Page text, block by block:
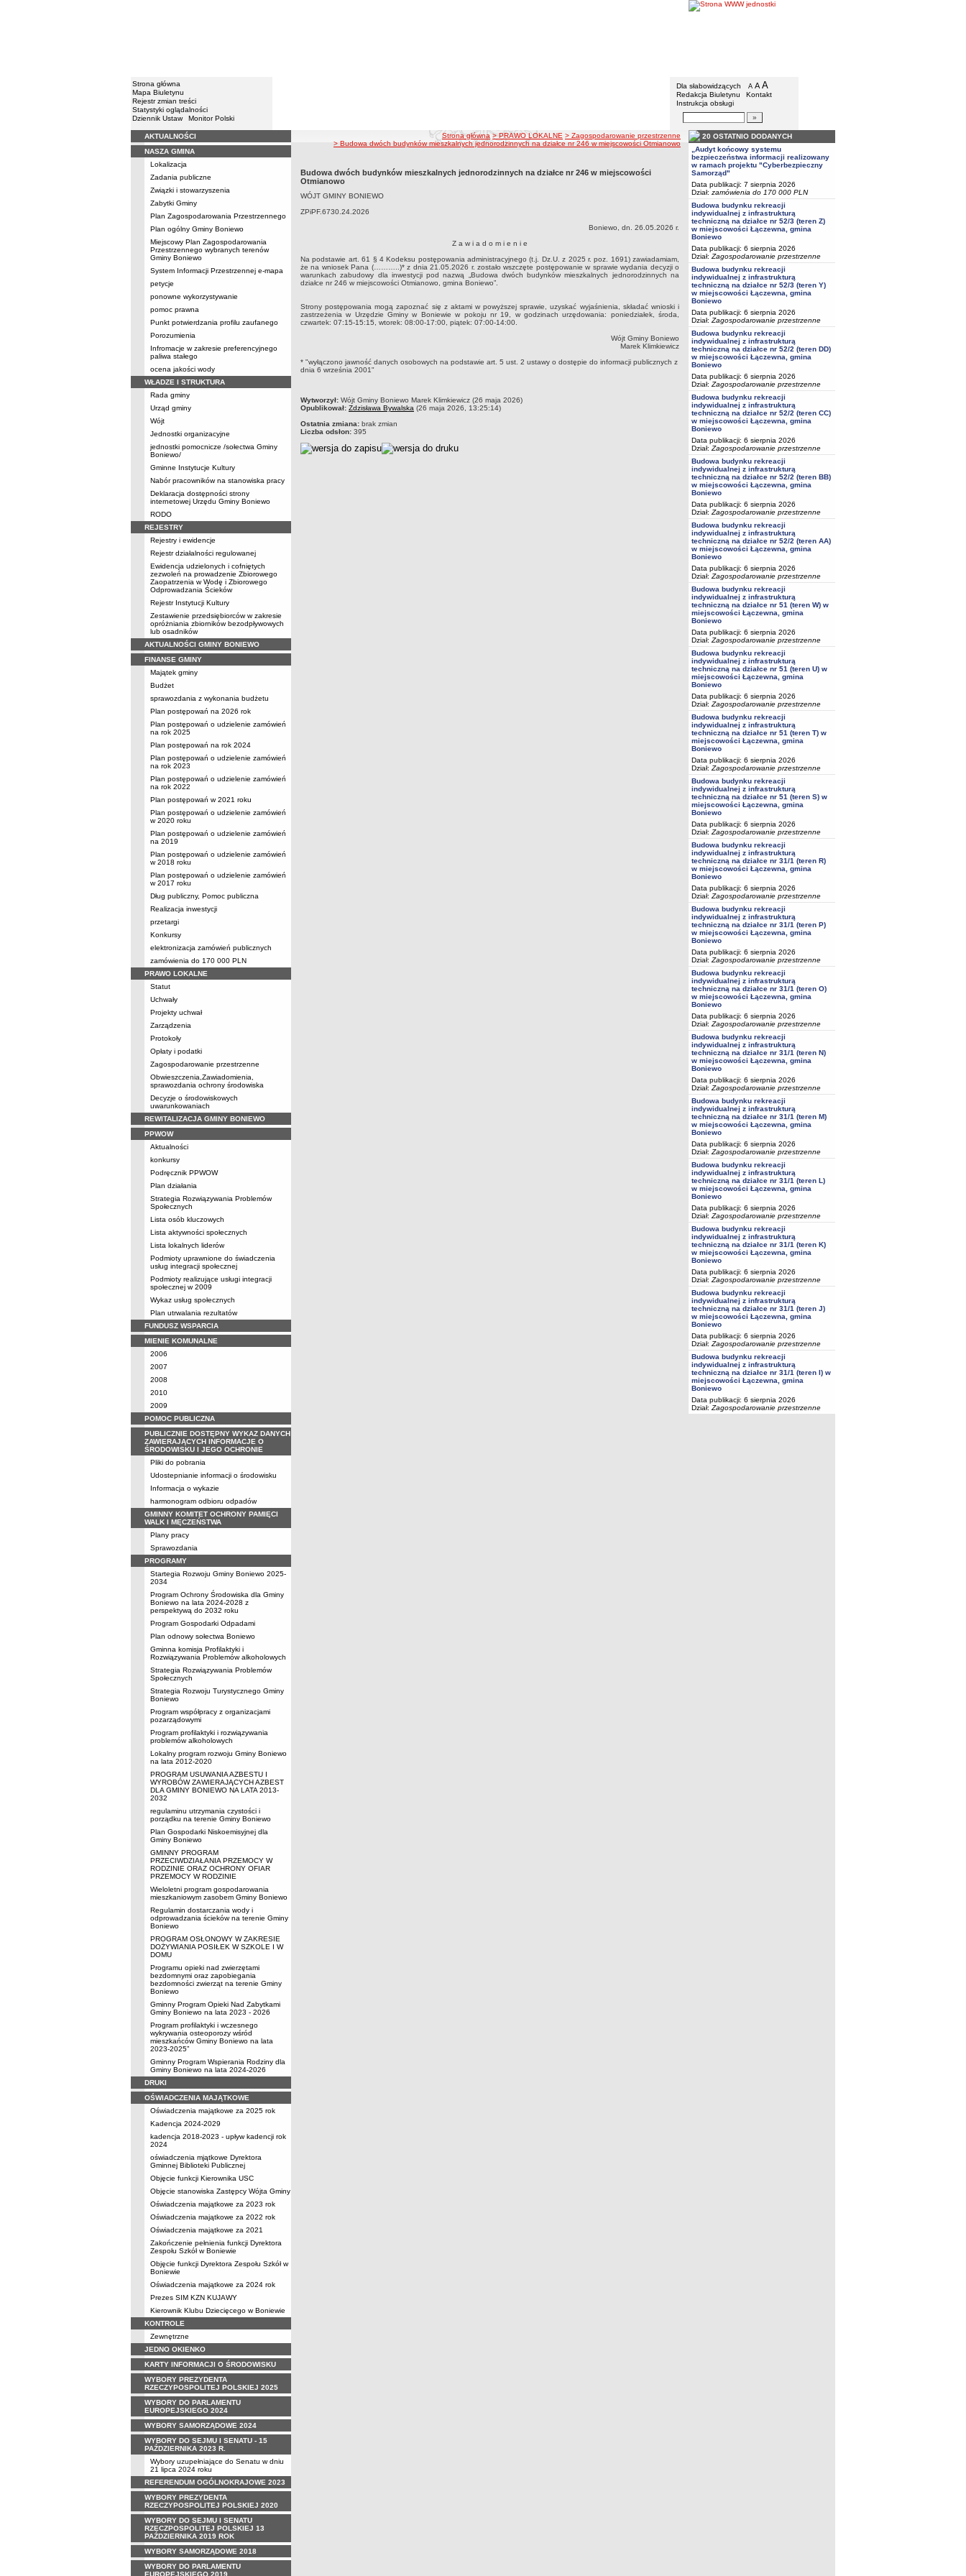
Strona główna
Mapa Biuletynu
Rejestr zmian treści
Statystyki oglądalności
Dziennik Ustaw
Monitor Polski
Urząd Gminy w Boniewie
Menu dodatkowe
Dla słabowidzących A pomniejsz czcionkę
A standardowy rozmiar czcionki
A
Redakcja Biuletynu
Kontakt
Instrukcja obsługi
Wyszukiwarka artykułów
Menu
AKTUALNOŚCI
NASZA GMINA
Lokalizacja
Zadania publiczne
Związki i stowarzyszenia
Zabytki Gminy
Plan Zagospodarowania Przestrzennego
Plan ogólny Gminy Boniewo
Miejscowy Plan Zagospodarowania
Przestrzennego wybranych terenów
Gminy Boniewo
System Informacji Przestrzennej e-mapa
petycje
ponowne wykorzystywanie
pomoc prawna
Punkt potwierdzania profilu zaufanego
Porozumienia
Infromacje w zakresie preferencyjnego
paliwa stałego
ocena jakości wody
WŁADZE I STRUKTURA
Rada gminy
Urząd gminy
Wójt
Jednostki organizacyjne
jednostki pomocnicze /sołectwa Gminy
Boniewo/
Gminne Instytucje Kultury
Nabór pracowników na stanowiska pracy
Deklaracja dostępności strony
internetowej Urzędu Gminy Boniewo
RODO
REJESTRY
Rejestry i ewidencje
Rejestr działalności regulowanej
Ewidencja udzielonych i cofniętych
zezwoleń na prowadzenie Zbiorowego
Zaopatrzenia w Wodę i Zbiorowego
Odprowadzania Ścieków
Rejestr Instytucji Kultury
Zestawienie przedsiębiorców w zakresie
opróżniania zbiorników bezodpływowych
lub osadników
AKTUALNOŚCI GMINY BONIEWO
FINANSE GMINY
Majątek gminy
Budżet
sprawozdania z wykonania budżetu
Plan postępowań na 2026 rok
Plan postępowań o udzielenie zamówień
na rok 2025
Plan postępowań na rok 2024
Plan postępowań o udzielenie zamówień
na rok 2023
Plan postępowań o udzielenie zamówień
na rok 2022
Plan postępowań w 2021 roku
Plan postępowań o udzielenie zamówień
w 2020 roku
Plan postępowań o udzielenie zamówień
na 2019
Plan postępowań o udzielenie zamówień
w 2018 roku
Plan postępowań o udzielenie zamówień
w 2017 roku
Dług publiczny, Pomoc publiczna
Realizacja inwestycji
przetargi
Konkursy
elektronizacja zamówień publicznych
zamówienia do 170 000 PLN
PRAWO LOKALNE
Statut
Uchwały
Projekty uchwał
Zarządzenia
Protokoły
Opłaty i podatki
Zagospodarowanie przestrzenne
Obwieszczenia,Zawiadomienia,
sprawozdania ochrony środowiska
Decyzje o środowiskowych
uwarunkowaniach
REWITALIZACJA GMINY BONIEWO
PPWOW
Aktualności
konkursy
Podręcznik PPWOW
Plan działania
Strategia Rozwiązywania Problemów
Społecznych
Lista osób kluczowych
Lista aktywności społecznych
Lista lokalnych liderów
Podmioty uprawnione do świadczenia
usług integracji społecznej
Podmioty realizujące usługi integracji
społecznej w 2009
Wykaz usług społecznych
Plan utrwalania rezultatów
FUNDUSZ WSPARCIA
MIENIE KOMUNALNE
2006
2007
2008
2010
2009
POMOC PUBLICZNA
PUBLICZNIE DOSTĘPNY WYKAZ DANYCH
ZAWIERAJĄCYCH INFORMACJE O
ŚRODOWISKU I JEGO OCHRONIE
Pliki do pobrania
Udostepnianie informacji o środowisku
Informacja o wykazie
harmonogram odbioru odpadów
GMINNY KOMITET OCHRONY PAMIĘCI
WALK I MĘCZEŃSTWA
Plany pracy
Sprawozdania
PROGRAMY
Startegia Rozwoju Gminy Boniewo 2025-
2034
Program Ochrony Środowiska dla Gminy
Boniewo na lata 2024-2028 z
perspektywą do 2032 roku
Program Gospodarki Odpadami
Plan odnowy sołectwa Boniewo
Gminna komisja Profilaktyki i
Rozwiązywania Problemów alkoholowych
Strategia Rozwiązywania Problemów
Społecznych
Strategia Rozwoju Turystycznego Gminy
Boniewo
Program współpracy z organizacjami
pozarządowymi
Program profilaktyki i rozwiązywania
problemów alkoholowych
Lokalny program rozwoju Gminy Boniewo
na lata 2012-2020
PROGRAM USUWANIA AZBESTU I
WYROBÓW ZAWIERAJĄCYCH AZBEST
DLA GMINY BONIEWO NA LATA 2013-
2032
regulaminu utrzymania czystości i
porządku na terenie Gminy Boniewo
Plan Gospodarki Niskoemisyjnej dla
Gminy Boniewo
GMINNY PROGRAM
PRZECIWDZIAŁANIA PRZEMOCY W
RODZINIE ORAZ OCHRONY OFIAR
PRZEMOCY W RODZINIE
Wieloletni program gospodarowania
mieszkaniowym zasobem Gminy Boniewo
Regulamin dostarczania wody i
odprowadzania ścieków na terenie Gminy
Boniewo
PROGRAM OSŁONOWY W ZAKRESIE
DOŻYWIANIA POSIŁEK W SZKOLE I W
DOMU
Programu opieki nad zwierzętami
bezdomnymi oraz zapobiegania
bezdomności zwierząt na terenie Gminy
Boniewo
Gminny Program Opieki Nad Zabytkami
Gminy Boniewo na lata 2023 - 2026
Program profilaktyki i wczesnego
wykrywania osteoporozy wśród
mieszkańców Gminy Boniewo na lata
2023-2025”
Gminny Program Wspierania Rodziny dla
Gminy Boniewo na lata 2024-2026
DRUKI
OŚWIADCZENIA MAJĄTKOWE
Oświadczenia majątkowe za 2025 rok
Kadencja 2024-2029
kadencja 2018-2023 - upływ kadencji rok
2024
oświadczenia mjątkowe Dyrektora
Gminnej Biblioteki Publicznej
Objęcie funkcji Kierownika USC
Objęcie stanowiska Zastępcy Wójta Gminy
Oświadczenia majątkowe za 2023 rok
Oświadczenia majątkowe za 2022 rok
Oświadczenia majątkowe za 2021
Zakończenie pełnienia funkcji Dyrektora
Zespołu Szkół w Boniewie
Objęcie funkcji Dyrektora Zespołu Szkół w
Boniewie
Oświadczenia majątkowe za 2024 rok
Prezes SIM KZN KUJAWY
Kierownik Klubu Dziecięcego w Boniewie
KONTROLE
Zewnętrzne
JEDNO OKIENKO
KARTY INFORMACJI O ŚRODOWISKU
WYBORY PREZYDENTA
RZECZYPOSPOLITEJ POLSKIEJ 2025
WYBORY DO PARLAMENTU
EUROPEJSKIEGO 2024
WYBORY SAMORZĄDOWE 2024
WYBORY DO SEJMU I SENATU - 15
PAŹDZIERNIKA 2023 R.
Wybory uzupełniające do Senatu w dniu
21 lipca 2024 roku
REFERENDUM OGÓLNOKRAJOWE 2023
WYBORY PREZYDENTA
RZECZYPOSPOLITEJ POLSKIEJ 2020
WYBORY DO SEJMU I SENATU
RZECZPOSPOLITEJ POLSKIEJ 13
PAŹDZIERNIKA 2019 ROK
WYBORY SAMORZĄDOWE 2018
WYBORY DO PARLAMENTU
EUROPEJSKIEGO 2019
ścieżka nawigacji
Strona główna > PRAWO LOKALNE > Zagospodarowanie przestrzenne
> Budowa dwóch budynków mieszkalnych jednorodzinnych na działce nr 246 w miejscowości Otmianowo
Budowa dwóch budynków mieszkalnych jednorodzinnych na działce nr 246 w miejscowości
Otmianowo
WÓJT GMINY BONIEWO
ZPiPF.6730.24.2026
Boniewo, dn. 26.05.2026 r.
Z a w i a d o m i e n i e
Na podstawie art. 61 § 4 Kodeksu postępowania administracyjnego (t.j. Dz.U. z 2025 r. poz. 1691) zawiadamiam,
że na wniosek Pana (………..)* z dnia 21.05.2026 r. zostało wszczęte postępowanie w sprawie wydania decyzji o
warunkach zabudowy dla inwestycji pod nazwą „Budowa dwóch budynków mieszkalnych jednorodzinnych na
działce nr 246 w miejscowości Otmianowo, gmina Boniewo”.
Strony postępowania mogą zapoznać się z aktami w powyższej sprawie, uzyskać wyjaśnienia, składać wnioski i
zastrzeżenia w Urzędzie Gminy w Boniewie w pokoju nr 19, w godzinach urzędowania: poniedziałek, środa,
czwartek: 07:15-15:15, wtorek: 08:00-17:00, piątek: 07:00-14:00.
Wójt Gminy Boniewo
Marek Klimkiewicz
* "wyłączono jawność danych osobowych na podstawie art. 5 ust. 2 ustawy o dostępie do informacji publicznych z
dnia 6 września 2001"
metryczka
Wytworzył: Wójt Gminy Boniewo Marek Klimkiewicz (26 maja 2026)
Opublikował: Zdzisława Bywalska (26 maja 2026, 13:25:14)
Ostatnia zmiana: brak zmian
Liczba odsłon: 395
20 OSTATNIO DODANYCH
„Audyt końcowy systemu
bezpieczeństwa informacji realizowany
w ramach projektu "Cyberbezpieczny
Samorząd"
Data publikacji: 7 sierpnia 2026
Dział: zamówienia do 170 000 PLN
Budowa budynku rekreacji
indywidualnej z infrastrukturą
techniczną na działce nr 52/3 (teren Z)
w miejscowości Łączewna, gmina
Boniewo
Data publikacji: 6 sierpnia 2026
Dział: Zagospodarowanie przestrzenne
Budowa budynku rekreacji
indywidualnej z infrastrukturą
techniczną na działce nr 52/3 (teren Y)
w miejscowości Łączewna, gmina
Boniewo
Data publikacji: 6 sierpnia 2026
Dział: Zagospodarowanie przestrzenne
Budowa budynku rekreacji
indywidualnej z infrastrukturą
techniczną na działce nr 52/2 (teren DD)
w miejscowości Łączewna, gmina
Boniewo
Data publikacji: 6 sierpnia 2026
Dział: Zagospodarowanie przestrzenne
Budowa budynku rekreacji
indywidualnej z infrastrukturą
techniczną na działce nr 52/2 (teren CC)
w miejscowości Łączewna, gmina
Boniewo
Data publikacji: 6 sierpnia 2026
Dział: Zagospodarowanie przestrzenne
Budowa budynku rekreacji
indywidualnej z infrastrukturą
techniczną na działce nr 52/2 (teren BB)
w miejscowości Łączewna, gmina
Boniewo
Data publikacji: 6 sierpnia 2026
Dział: Zagospodarowanie przestrzenne
Budowa budynku rekreacji
indywidualnej z infrastrukturą
techniczną na działce nr 52/2 (teren AA)
w miejscowości Łączewna, gmina
Boniewo
Data publikacji: 6 sierpnia 2026
Dział: Zagospodarowanie przestrzenne
Budowa budynku rekreacji
indywidualnej z infrastrukturą
techniczną na działce nr 51 (teren W) w
miejscowości Łączewna, gmina
Boniewo
Data publikacji: 6 sierpnia 2026
Dział: Zagospodarowanie przestrzenne
Budowa budynku rekreacji
indywidualnej z infrastrukturą
techniczną na działce nr 51 (teren U) w
miejscowości Łączewna, gmina
Boniewo
Data publikacji: 6 sierpnia 2026
Dział: Zagospodarowanie przestrzenne
Budowa budynku rekreacji
indywidualnej z infrastrukturą
techniczną na działce nr 51 (teren T) w
miejscowości Łączewna, gmina
Boniewo
Data publikacji: 6 sierpnia 2026
Dział: Zagospodarowanie przestrzenne
Budowa budynku rekreacji
indywidualnej z infrastrukturą
techniczną na działce nr 51 (teren S) w
miejscowości Łączewna, gmina
Boniewo
Data publikacji: 6 sierpnia 2026
Dział: Zagospodarowanie przestrzenne
Budowa budynku rekreacji
indywidualnej z infrastrukturą
techniczną na działce nr 31/1 (teren R)
w miejscowości Łączewna, gmina
Boniewo
Data publikacji: 6 sierpnia 2026
Dział: Zagospodarowanie przestrzenne
Budowa budynku rekreacji
indywidualnej z infrastrukturą
techniczną na działce nr 31/1 (teren P)
w miejscowości Łączewna, gmina
Boniewo
Data publikacji: 6 sierpnia 2026
Dział: Zagospodarowanie przestrzenne
Budowa budynku rekreacji
indywidualnej z infrastrukturą
techniczną na działce nr 31/1 (teren O)
w miejscowości Łączewna, gmina
Boniewo
Data publikacji: 6 sierpnia 2026
Dział: Zagospodarowanie przestrzenne
Budowa budynku rekreacji
indywidualnej z infrastrukturą
techniczną na działce nr 31/1 (teren N)
w miejscowości Łączewna, gmina
Boniewo
Data publikacji: 6 sierpnia 2026
Dział: Zagospodarowanie przestrzenne
Budowa budynku rekreacji
indywidualnej z infrastrukturą
techniczną na działce nr 31/1 (teren M)
w miejscowości Łączewna, gmina
Boniewo
Data publikacji: 6 sierpnia 2026
Dział: Zagospodarowanie przestrzenne
Budowa budynku rekreacji
indywidualnej z infrastrukturą
techniczną na działce nr 31/1 (teren L)
w miejscowości Łączewna, gmina
Boniewo
Data publikacji: 6 sierpnia 2026
Dział: Zagospodarowanie przestrzenne
Budowa budynku rekreacji
indywidualnej z infrastrukturą
techniczną na działce nr 31/1 (teren K)
w miejscowości Łączewna, gmina
Boniewo
Data publikacji: 6 sierpnia 2026
Dział: Zagospodarowanie przestrzenne
Budowa budynku rekreacji
indywidualnej z infrastrukturą
techniczną na działce nr 31/1 (teren J)
w miejscowości Łączewna, gmina
Boniewo
Data publikacji: 6 sierpnia 2026
Dział: Zagospodarowanie przestrzenne
Budowa budynku rekreacji
indywidualnej z infrastrukturą
techniczną na działce nr 31/1 (teren I) w
miejscowości Łączewna, gmina
Boniewo
Data publikacji: 6 sierpnia 2026
Dział: Zagospodarowanie przestrzenne